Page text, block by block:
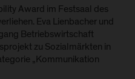
Award im Festsaal des
Eva Lienbacher und
Betriebswirtschaft
zu Sozialmärkten in
„Kommunikation